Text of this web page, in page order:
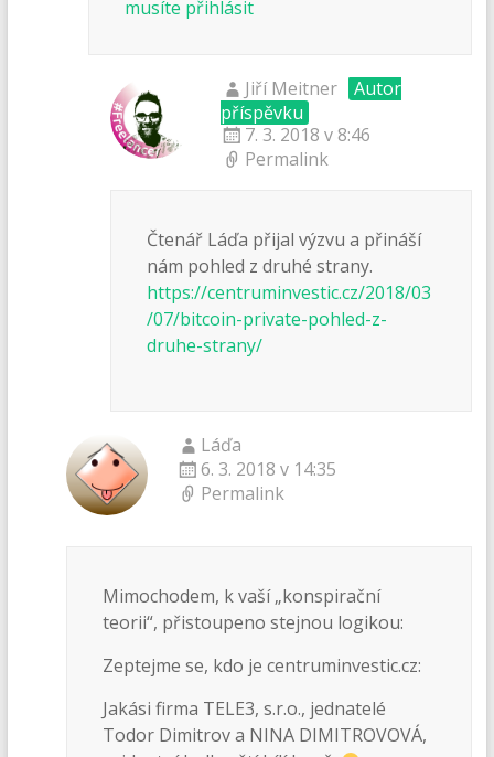
musíte přihlásit
Jiří Meitner
Autor
příspěvku
7. 3. 2018 v 8:46
Permalink
Čtenář Láďa přijal výzvu a přináší
nám pohled z druhé strany.
https://centruminvestic.cz/2018/03
/07/bitcoin-private-pohled-z-
druhe-strany/
Láďa
6. 3. 2018 v 14:35
Permalink
Mimochodem, k vaší „konspirační
teorii“, přistoupeno stejnou logikou:
Zeptejme se, kdo je centruminvestic.cz:
Jakási firma TELE3, s.r.o., jednatelé
Todor Dimitrov a NINA DIMITROVOVÁ,